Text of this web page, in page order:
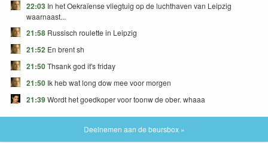
22:03 In het Oekraïense vliegtuig op de luchthaven van Leipzig
waarnaast...
21:58 Russisch roulette in Leipzig
21:52 En brent sh
21:50Thsank god it's friday
21:50 Ik heb wat long dow mee voor morgen
21:39Wordt het goedkoper voor toonw de ober. whaaa
Deelnemen aan de beursbox »